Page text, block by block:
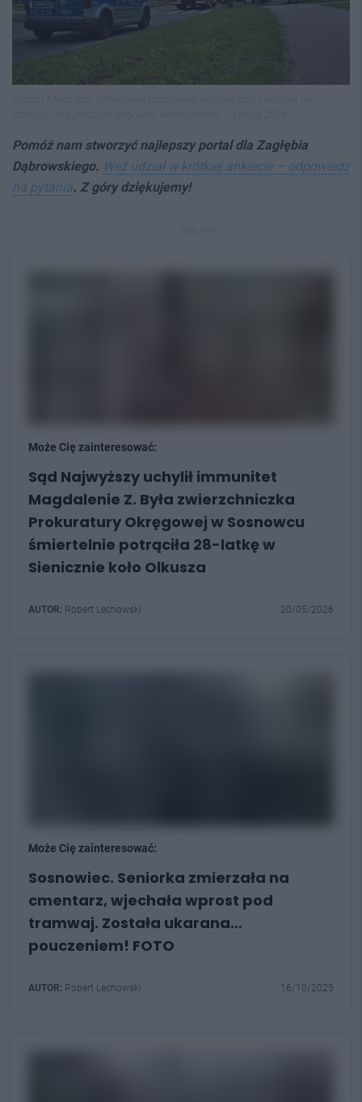
Pomóż nam stworzyć najlepszy portal dla Zagłębia
Dąbrowskiego. Weź udział w krótkiej ankiecie – odpowiedz
na pytania. Z góry dziękujemy!
Może Cię zainteresować:
Sąd Najwyższy uchylił immunitet
Magdalenie Z. Była zwierzchniczka
Prokuratury Okręgowej w Sosnowcu
śmiertelnie potrąciła 28-latkę w
Sienicznie koło Olkusza
AUTOR: Robert Lechowski 20/05/2026
Może Cię zainteresować:
Sosnowiec. Seniorka zmierzała na
cmentarz, wjechała wprost pod
tramwaj. Została ukarana…
pouczeniem! FOTO
AUTOR: Robert Lechowski 16/10/2025